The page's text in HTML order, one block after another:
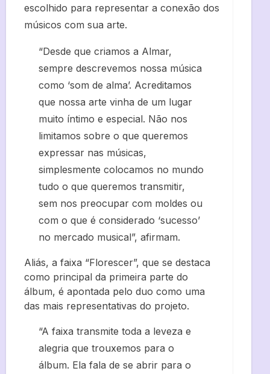
escolhido para representar a conexão dos
músicos com sua arte.
“Desde que criamos a Almar,
sempre descrevemos nossa música
como ‘som de alma’. Acreditamos
que nossa arte vinha de um lugar
muito íntimo e especial. Não nos
limitamos sobre o que queremos
expressar nas músicas,
simplesmente colocamos no mundo
tudo o que queremos transmitir,
sem nos preocupar com moldes ou
com o que é considerado ‘sucesso’
no mercado musical”, afirmam.
Aliás, a faixa “Florescer”, que se destaca
como principal da primeira parte do
álbum, é apontada pelo duo como uma
das mais representativas do projeto.
“A faixa transmite toda a leveza e
alegria que trouxemos para o
álbum. Ela fala de se abrir para o